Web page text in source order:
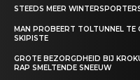
STEEDS MEER
MAN PROBEERT TOLTUNNEL TE
SKIPISTE
GROTE BEZORGDHEID BIJ
RAP SMELTENDE SNEEUW